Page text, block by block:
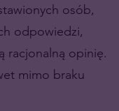
osób,
odpowiedzi,
racjonalną opinię.
mimo braku